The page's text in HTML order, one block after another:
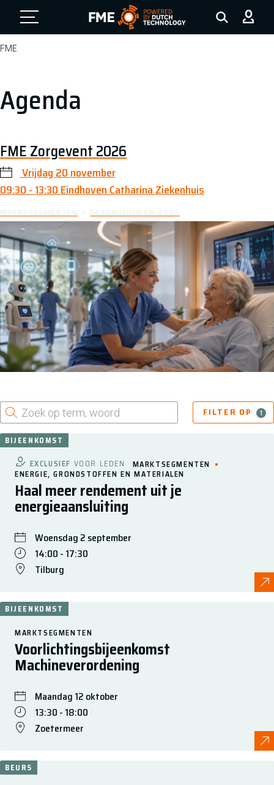
FME Logo, to the homepage
FME
Agenda
FME Zorgevent 2026
Vrijdag 20 november
09:30 - 13:30Eindhoven Catharina Ziekenhuis
Zoek op FILTER OP 1
Haal meer rendement uit je
energieaansluiting
Woensdag 2 september
14:00 - 17:30
Tilburg
EXCLUSIEF VOOR LEDEN
MARKTSEGMENTEN
ENERGIE, GRONDSTOFFEN EN MATERIALEN
BIJEENKOMST
Voorlichtingsbijeenkomst
Machineverordening
Maandag 12 oktober
13:30 - 18:00
Zoetermeer
MARKTSEGMENTEN
BIJEENKOMST
BEURS